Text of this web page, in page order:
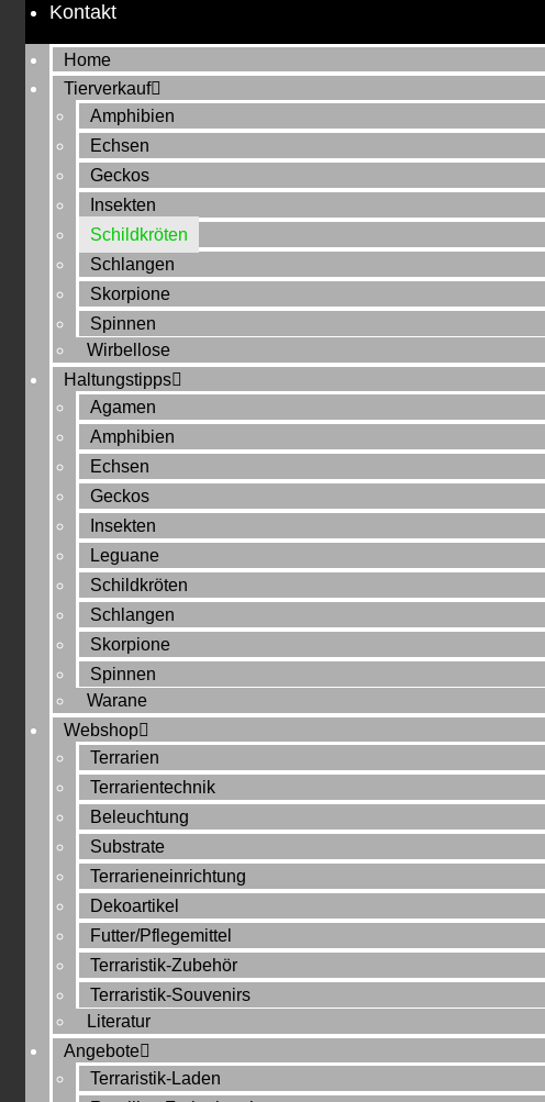
Kontakt
Home
Tierverkauf
Amphibien
Echsen
Geckos
Insekten
Schildkröten
Schlangen
Skorpione
Spinnen
Wirbellose
Haltungstipps
Agamen
Amphibien
Echsen
Geckos
Insekten
Leguane
Schildkröten
Schlangen
Skorpione
Spinnen
Warane
Webshop
Terrarien
Terrarientechnik
Beleuchtung
Substrate
Terrarieneinrichtung
Dekoartikel
Futter/Pflegemittel
Terraristik-Zubehör
Terraristik-Souvenirs
Literatur
Angebote
Terraristik-Laden